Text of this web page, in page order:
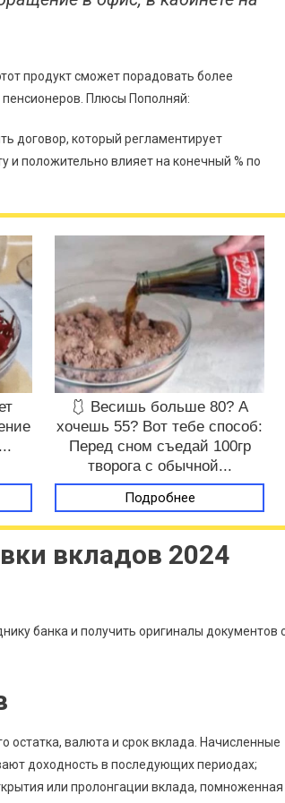
продукт сможет порадовать более
Плюсы Пополняй:
договор, который регламентирует
и положительно влияет на конечный % по
🩱 Весишь больше 80? А
хочешь 55? Вот тебе способ:
Перед сном съедай 100гр
творога с обычной...
Подробнее
вкладов 2024
банка и получить оригиналы документов
остатка, валюта и срок вклада. Начисленные
доходность в последующих периодах;
или пролонгации вклада, помноженная